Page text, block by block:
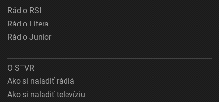
Rádio RSI
Rádio Litera
Rádio Junior
O STVR
Ako si naladiť rádiá
Ako si naladiť televíziu